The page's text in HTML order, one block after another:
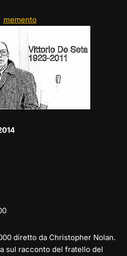
e
b
o
o
k
l
y
Li
n
diretto da Christopher Nolan.
sul racconto del fratello del